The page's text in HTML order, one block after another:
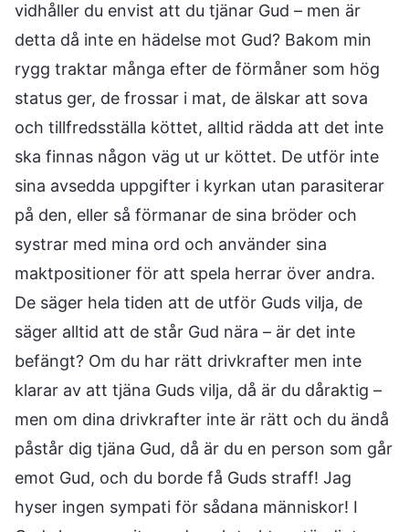
vidhåller du envist att du tjänar Gud – men är
detta då inte en hädelse mot Gud? Bakom min
rygg traktar många efter de förmåner som hög
status ger, de frossar i mat, de älskar att sova
och tillfredsställa köttet, alltid rädda att det inte
ska finnas någon väg ut ur köttet. De utför inte
sina avsedda uppgifter i kyrkan utan parasiterar
på den, eller så förmanar de sina bröder och
systrar med mina ord och använder sina
maktpositioner för att spela herrar över andra.
De säger hela tiden att de utför Guds vilja, de
säger alltid att de står Gud nära – är det inte
befängt? Om du har rätt drivkrafter men inte
klarar av att tjäna Guds vilja, då är du dåraktig –
men om dina drivkrafter inte är rätt och du ändå
påstår dig tjäna Gud, då är du en person som går
emot Gud, och du borde få Guds straff! Jag
hyser ingen sympati för sådana människor! I